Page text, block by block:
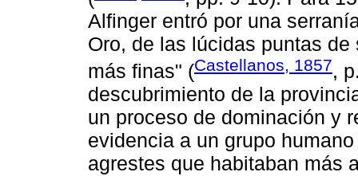
Alfinger entró por una
Oro, de las lúcidas puntas
más finas" (Castellanos, 1857,
descubrimiento de la
un proceso de dominación y
evidencia a un grupo
agrestes que habitaban más